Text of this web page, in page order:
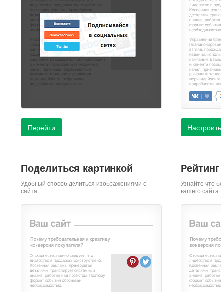
Перейти Настроить
Поделиться картинкой
Удобный способ делиться изображениями с
сайта
Узнайте что
вашего сайта